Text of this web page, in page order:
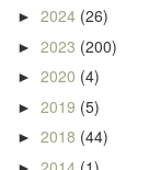
► 2024 (26)
► 2023 (200)
► 2020 (4)
► 2019 (5)
► 2018 (44)